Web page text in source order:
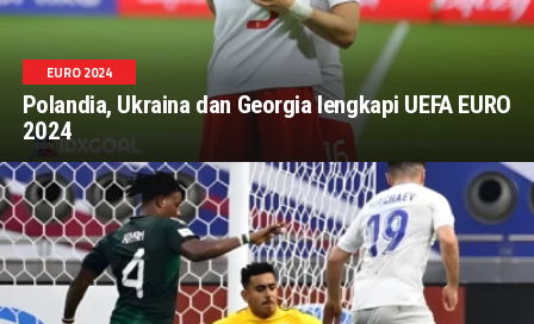
EURO 2024
Polandia, Ukraina dan Georgia lengkapi UEFA EURO
2024